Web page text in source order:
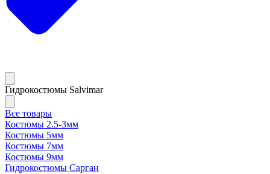
Гидрокостюмы Salvimar
Все товары
Костюмы 2.5-3мм
Костюмы 5мм
Костюмы 7мм
Костюмы 9мм
Гидрокостюмы Сарган